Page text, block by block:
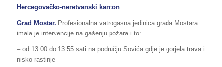
Hercegovačko-neretvanski kanton
Grad Mostar. Profesionalna vatrogasna jedinica grada Mostara
imala je intervencije na gašenju požara i to:
– od 13:00 do 13:55 sati na području Sovića gdje je gorjela trava i
nisko rastinje,